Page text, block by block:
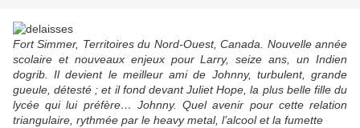
Fort Simmer, Territoires du Nord-Ouest, Canada. Nouvelle année
scolaire et nouveaux enjeux pour Larry, seize ans, un Indien
dogrib. Il devient le meilleur ami de Johnny, turbulent, grande
gueule, détesté ; et il fond devant Juliet Hope, la plus belle fille du
lycée qui lui préfère… Johnny. Quel avenir pour cette relation
triangulaire, rythmée par le heavy metal, l’alcool et la fumette